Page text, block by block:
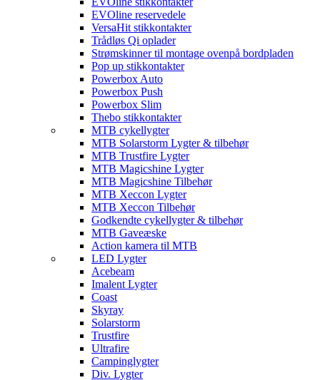
EVOline reservedele
VersaHit stikkontakter
Trådløs Qi oplader
Strømskinner til montage ovenpå bordpladen
Pop up stikkontakter
Powerbox Auto
Powerbox Push
Powerbox Slim
Thebo stikkontakter
MTB cykellygter
MTB Solarstorm Lygter & tilbehør
MTB Trustfire Lygter
MTB Magicshine Lygter
MTB Magicshine Tilbehør
MTB Xeccon Lygter
MTB Xeccon Tilbehør
Godkendte cykellygter & tilbehør
MTB Gaveæske
Action kamera til MTB
LED Lygter
Acebeam
Imalent Lygter
Coast
Skyray
Solarstorm
Trustfire
Ultrafire
Campinglygter
Div. Lygter